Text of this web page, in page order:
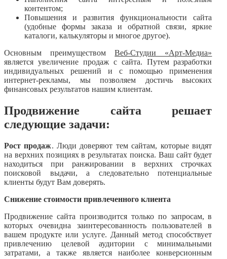
контентом;
Повышения и развития функциональности сайта
(удобные формы заказа и обратной связи, яркие
каталоги, калькуляторы и многое другое).
Основным преимуществомВеб-Студии «Арт-Медиа»
является увеличение продаж с сайта. Путем разработки
индивидуальных решений и с помощью применения
интернет-рекламы, мы позволяем достичь высоких
финансовых результатов нашим клиентам.
Продвижение сайта решает
следующие задачи:
Рост продаж. Люди доверяют тем сайтам, которые видят
на верхних позициях в результатах поиска. Ваш сайт будет
находиться при ранжировании в верхних строчках
поисковой выдачи, а следовательно потенциальные
клиенты будут Вам доверять.
Снижение стоимости привлеченного клиента
Продвижение сайта производится только по запросам, в
которых очевидна заинтересованность пользователей в
вашем продукте или услуге. Данный метод способствует
привлечению целевой аудитории с минимальными
затратами, а также является наиболее конверсионным